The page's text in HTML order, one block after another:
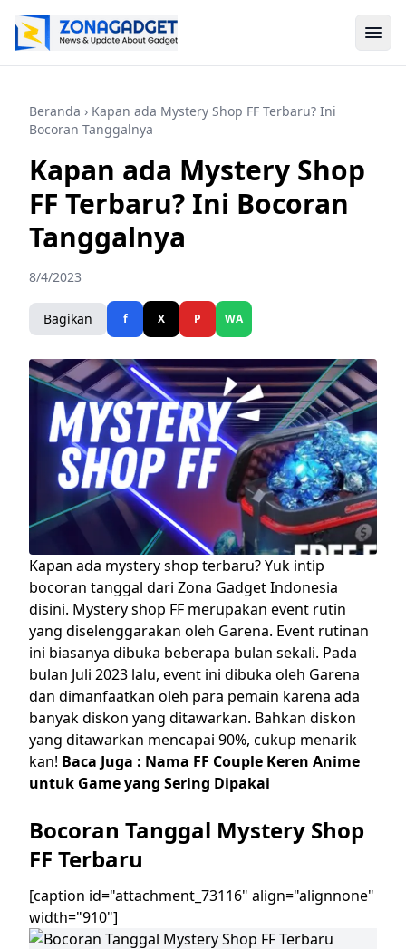
Beranda › Kapan ada Mystery Shop FF Terbaru? Ini
Bocoran Tanggalnya
Kapan ada Mystery Shop
FF Terbaru? Ini Bocoran
Tanggalnya
8/4/2023
Bagikan f X P WA
Kapan ada mystery shop terbaru? Yuk intip
bocoran tanggal dari Zona Gadget Indonesia
disini. Mystery shop FF merupakan event rutin
yang diselenggarakan oleh Garena. Event rutinan
ini biasanya dibuka beberapa bulan sekali. Pada
bulan Juli 2023 lalu, event ini dibuka oleh Garena
dan dimanfaatkan oleh para pemain karena ada
banyak diskon yang ditawarkan. Bahkan diskon
yang ditawarkan mencapai 90%, cukup menarik
kan! Baca Juga : Nama FF Couple Keren Anime
untuk Game yang Sering Dipakai
Bocoran Tanggal Mystery Shop
FF Terbaru
[caption id="attachment_73116" align="alignnone"
width="910"]